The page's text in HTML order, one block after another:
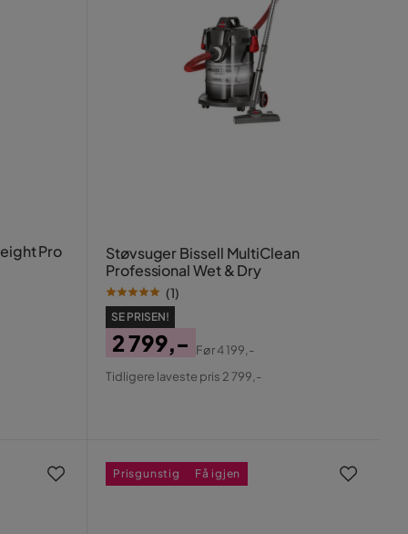
Pro
Støvsuger Bissell MultiClean
Professional Wet & Dry
(1)
SE PRISEN!
Pris
2 799,-
Original
Før4 199,-
Tidligere laveste pris 2 799,-
Prisgunstig Få igjen